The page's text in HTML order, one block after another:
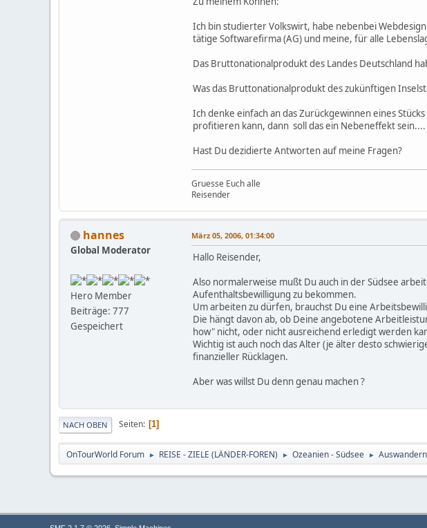
Ich bin studierter Volkswirt, habe nebenbei
tätige Softwarefirma (AG) und meine, für alle
Das Bruttonationalprodukt des Landes Deutschland
Was das Bruttonationalprodukt des zukünftigen
Ich denke einfach an das Zurückgewinnen eines
profitieren kann, dann soll das ein Nebeneffekt sein....
Hast Du dezidierte Antworten auf meine Fragen?
Gruesse Euch alle
Reisender
hannes
Global Moderator
Hero Member
Beiträge: 777
Gespeichert
März 05, 2006, 01:34:00
Hallo Reisender,
Also normalerweise mußt Du auch in der Südsee
Aufenthaltsbewilligung zu bekommen.
Um arbeiten zu dürfen, brauchst Du eine
Die hängt davon ab, ob Deine angebotene
how" nicht, oder nicht ausreichend erledigt werden
Wichtig ist auch noch das Alter (je älter desto
finanzieller Rücklagen.
Aber was willst Du denn genau machen ?
NACH OBEN Seiten 1
OnTourWorld Forum ► REISE - ZIELE (LÄNDER-FOREN) ► Ozeanien - Südsee ►